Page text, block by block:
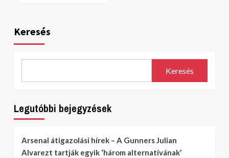
Keresés
Keresés
Legutóbbi bejegyzések
Arsenal átigazolási hírek – A Gunners Julian
Alvarezt tartják egyik ‘három alternatívának’